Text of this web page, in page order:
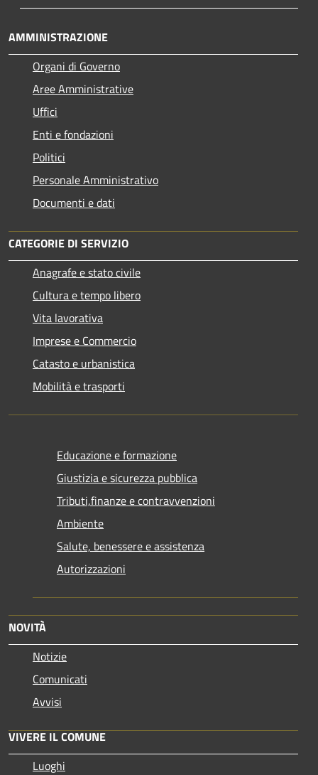
AMMINISTRAZIONE
Organi di Governo
Aree Amministrative
Uffici
Enti e fondazioni
Politici
Personale Amministrativo
Documenti e dati
CATEGORIE DI SERVIZIO
Anagrafe e stato civile
Cultura e tempo libero
Vita lavorativa
Imprese e Commercio
Catasto e urbanistica
Mobilità e trasporti
Educazione e formazione
Giustizia e sicurezza pubblica
Tributi,finanze e contravvenzioni
Ambiente
Salute, benessere e assistenza
Autorizzazioni
NOVITÀ
Notizie
Comunicati
Avvisi
VIVERE IL COMUNE
Luoghi